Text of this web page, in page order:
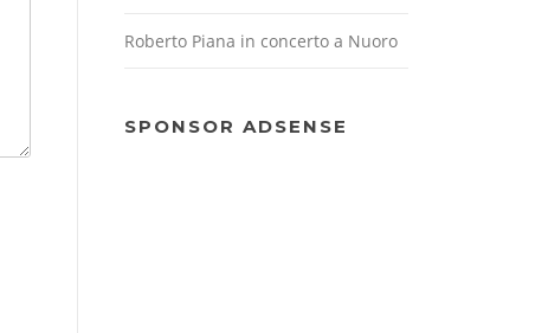
Roberto Piana in concerto a Nuoro
SPONSOR ADSENSE